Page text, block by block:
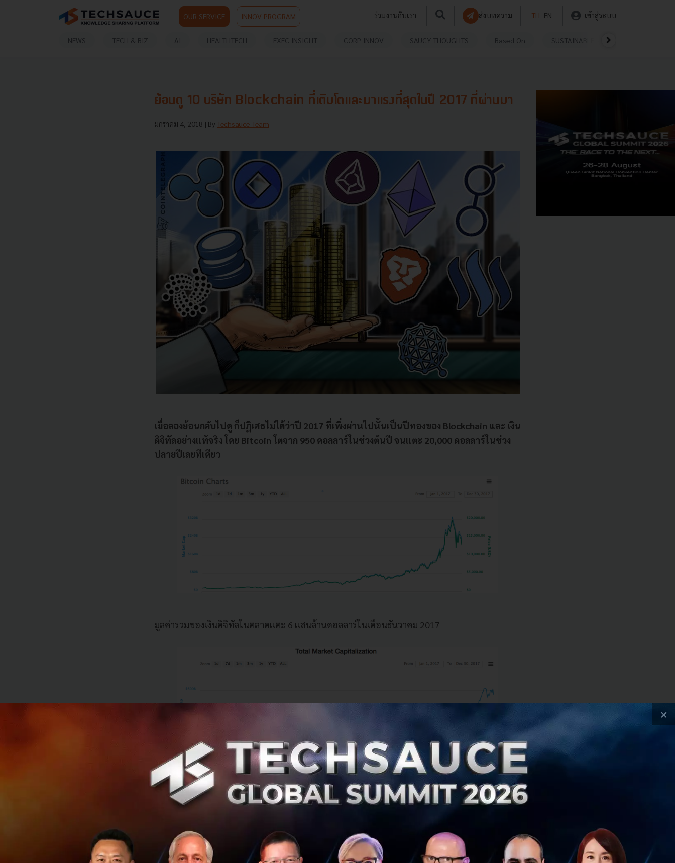
OUR SERVICE INNOV PROGRAM ร่วมงานกับเรา ส่งบทความ TH EN เข้าสู่ระบบ
NEWS TECH & BIZ AI HEALTHTECH EXEC INSIGHT CORP INNOV SAUCY THOUGHTS Based On SUSTAINABLE
ย้อนดู 10 บริษัท Blockchain ที่เติบโตและมาแรงที่สุดในปี 2017 ที่ผ่านมา
มกราคม 4, 2018 | By Techsauce Team
เมื่อลองย้อนกลับไปดู ก็ปฏิเสธไม่ได้ว่าปี 2017 ที่เพิ่งผ่านไปนั้นเป็นปีทองของ Blockchain และ เงิน
ดิจิทัลอย่างแท้จริง โดย Bitcoin โตจาก 950 ดอลลาร์ในช่วงต้นปี จนแตะ 20,000 ดอลลาร์ในช่วง
ปลายปีเลยทีเดียว
มูลค่ารวมของเงินดิจิทัลในตลาดแตะ 6 แสนล้านดอลลาร์ในเดือนธันวาคม 2017
Cointelegraphได้จัดอันดับบริษัท Blockchain เอาไว้ ว่ามีใครบ้างที่เติบโตและมาแรงในปีที่ผ่านมา
×